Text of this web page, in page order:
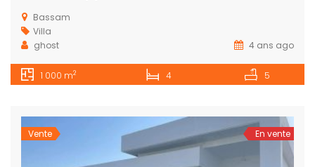
Bassam
Villa
ghost
4 ans ago
1 000 m2 4 5
Vente En vente